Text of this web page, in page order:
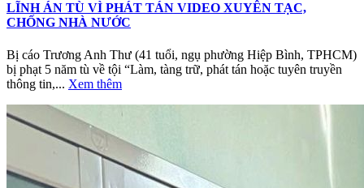
LĨNH ÁN TÙ VÌ PHÁT TÁN VIDEO XUYÊN TẠC,
CHỐNG NHÀ NƯỚC
Bị cáo Trương Anh Thư (41 tuổi, ngụ phường Hiệp Bình, TPHCM)
bị phạt 5 năm tù về tội “Làm, tàng trữ, phát tán hoặc tuyên truyền
thông tin,... Xem thêm